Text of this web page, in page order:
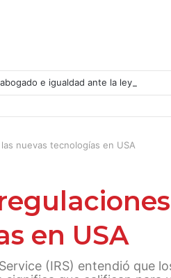
e igualdad ante la ley
nuevas tecnologías en USA
en USA
(IRS) entendió que